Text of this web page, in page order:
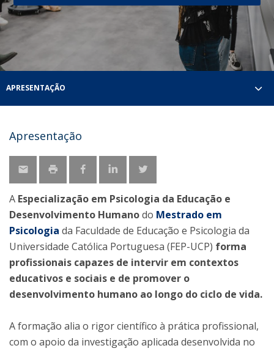
APRESENTAÇÃO
Apresentação
A Especialização em Psicologia da Educação e
Desenvolvimento Humanodo Mestrado em
Psicologia da Faculdade de Educação e Psicologia da
Universidade Católica Portuguesa (FEP-UCP) forma
profissionais capazes de intervir em contextos
educativos e sociais e de promover o
desenvolvimento humano ao longo do ciclo de vida.
A formação alia o rigor científico à prática profissional,
com o apoio da investigação aplicada desenvolvida no